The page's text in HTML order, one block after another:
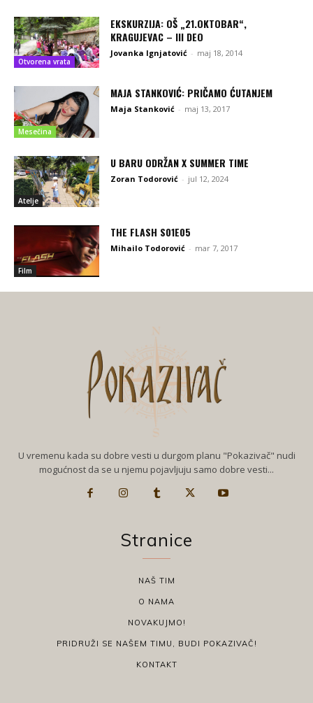
Otvorena vrata
EKSKURZIJA: OŠ „21.OKTOBAR“,
KRAGUJEVAC – III DEO
Jovanka Ignjatović - maj 18, 2014
Mesečina
MAJA STANKOVIĆ: PRIČAMO ĆUTANJEM
Maja Stanković - maj 13, 2017
Atelje
U BARU ODRŽAN X SUMMER TIME
Zoran Todorović - jul 12, 2024
Film
THE FLASH S01E05
Mihailo Todorović - mar 7, 2017
U vremenu kada su dobre vesti u durgom planu "Pokazivač" nudi
mogućnost da se u njemu pojavljuju samo dobre vesti...
Stranice
NAŠ TIM
O NAMA
NOVAKUJMO!
PRIDRUŽI SE NAŠEM TIMU, BUDI POKAZIVAČ!
KONTAKT